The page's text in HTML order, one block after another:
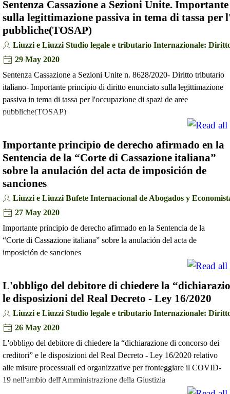
Sentenza Cassazione a Sezioni Unite.
sulla legittimazione passiva in tema di tassa per
pubbliche(TOSAP)
Liuzzi e Liuzzi Studio legale e tributario Internazionale:
29 May 2020
Sentenza Cassazione a Sezioni Unite n. 8628/2020- Diritto tributario
italiano- Importante principio di diritto enunciato sulla legittimazione
passiva in tema di tassa per l'occupazione di spazi de aree
pubbliche(TOSAP)
Importante principio de derecho afirmado en la
Sentencia de la “Corte di Cassazione italiana”
sobre la anulación del acta de imposición de
sanciones
Liuzzi e Liuzzi Bufete Internacional de Abogados y
27 May 2020
Importante principio de derecho afirmado en la Sentencia de la
“Corte di Cassazione italiana” sobre la anulación del acta de
imposición de sanciones
L'obbligo del debitore di chiedere la
le disposizioni del Real Decreto - Ley 16/2020
Liuzzi e Liuzzi Studio legale e tributario Internazionale:
26 May 2020
L'obbligo del debitore di chiedere la “dichiarazione di concorso dei
creditori” e le disposizioni del Real Decreto - Ley 16/2020 relativo
alle misure processuali ed organizzative per fronteggiare il COVID-
19 nell'ambio dell'Amministrazione della Giustizia